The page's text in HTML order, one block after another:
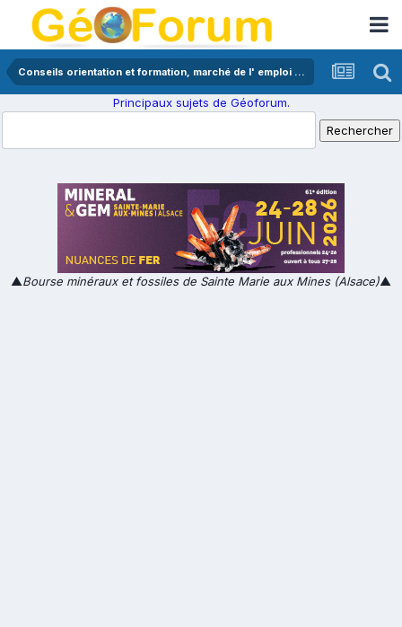
Conseils orientation et formation, marché de l' emploi en géologie
Principaux sujets de Géoforum.
▲Bourse minéraux et fossiles de Sainte Marie aux Mines (Alsace)▲